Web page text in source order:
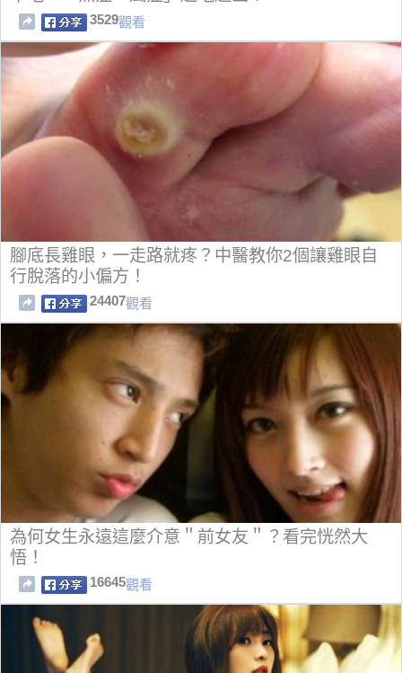
3529觀看
腳底長雞眼，一走路就疼？中醫教你2個讓雞眼自
行脫落的小偏方！
24407觀看
為何女生永遠這麼介意＂前女友＂？看完恍然大
悟！
16645觀看